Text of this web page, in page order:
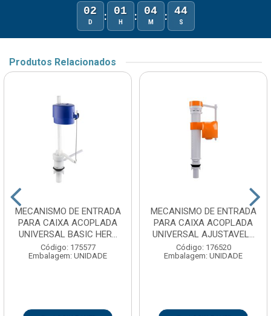
02
D : 01
H : 04
M : 44
S
Produtos Relacionados
MECANISMO DE ENTRADA
PARA CAIXA ACOPLADA
UNIVERSAL BASIC HER...
Código: 175577
Embalagem: UNIDADE
MECANISMO DE ENTRADA
PARA CAIXA ACOPLADA
UNIVERSAL AJUSTAVEL...
Código: 176520
Embalagem: UNIDADE